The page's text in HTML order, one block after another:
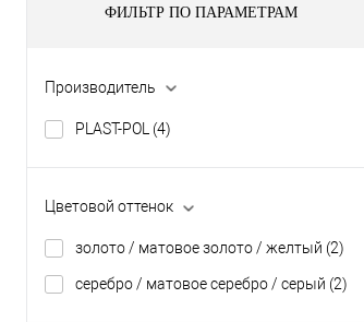
ФИЛЬТР ПО ПАРАМЕТРАМ
Производитель
PLAST-POL (4)
Цветовой оттенок
золото / матовое золото / желтый (2)
серебро / матовое серебро / серый (2)